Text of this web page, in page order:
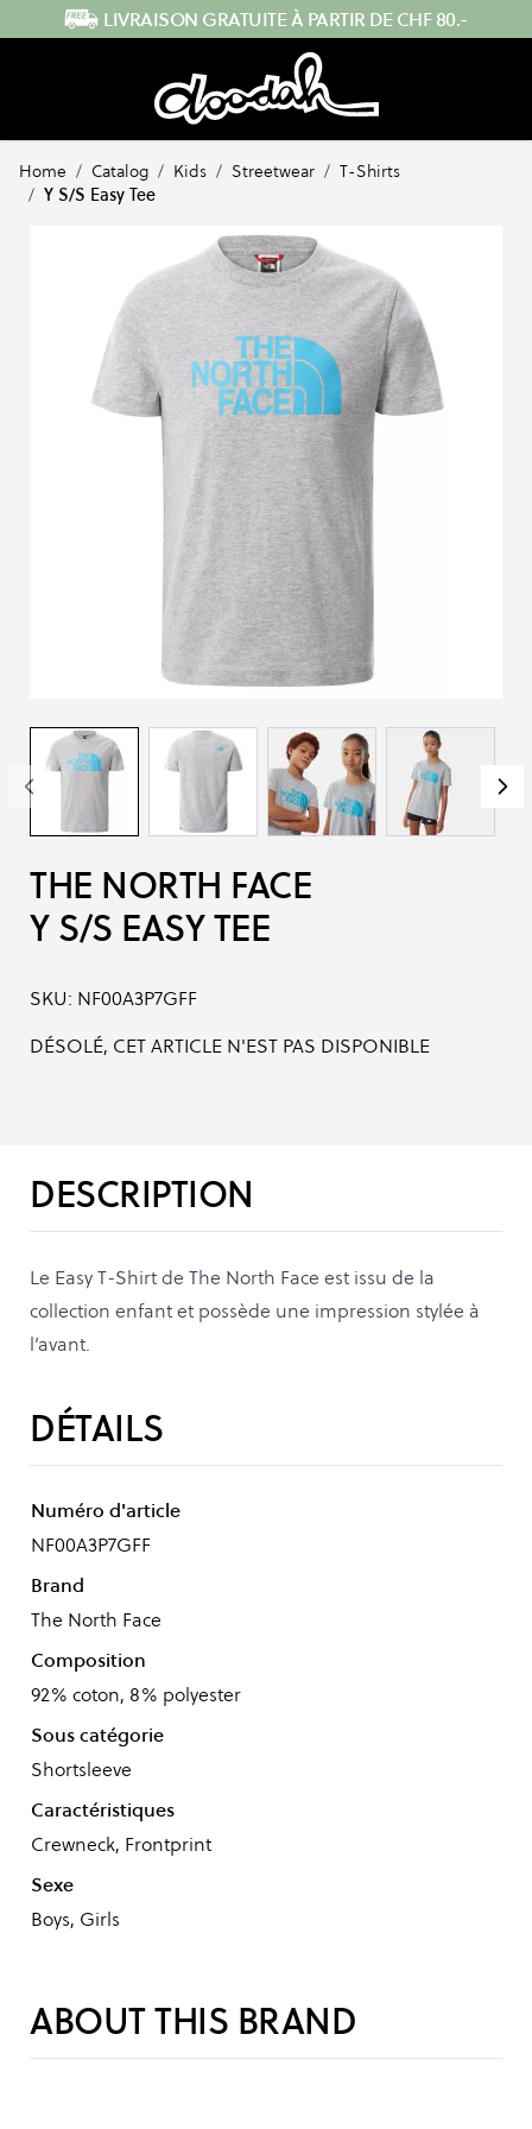
Skip to Content ENVOI RAPIDE DEPUIS LA SUISSE
Home / Catalog / Kids / Streetwear / T-Shirts
/ Y S/S Easy Tee
THE NORTH FACE
Y S/S EASY TEE
SKU: NF00A3P7GFF
DÉSOLÉ, CET ARTICLE N'EST PAS DISPONIBLE
DESCRIPTION
Le Easy T-Shirt de The North Face est issu de la
collection enfant et possède une impression stylée à
l’avant.
DÉTAILS
Numéro d'article
NF00A3P7GFF
Brand
The North Face
Composition
92% coton, 8% polyester
Sous catégorie
Shortsleeve
Caractéristiques
Crewneck, Frontprint
Sexe
Boys, Girls
ABOUT THIS BRAND